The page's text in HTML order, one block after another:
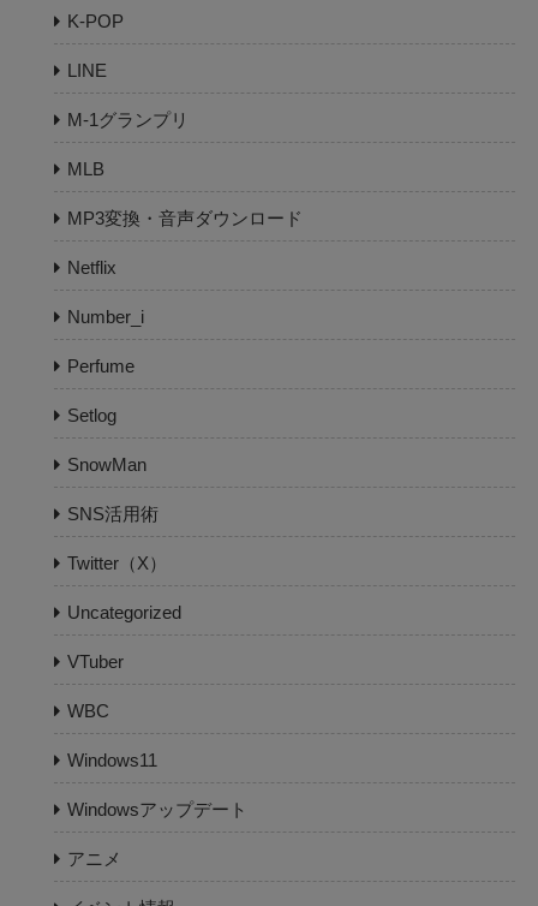
K-POP
LINE
M-1グランプリ
MLB
MP3変換・音声ダウンロード
Netflix
Number_i
Perfume
Setlog
SnowMan
SNS活用術
Twitter（X）
Uncategorized
VTuber
WBC
Windows11
Windowsアップデート
アニメ